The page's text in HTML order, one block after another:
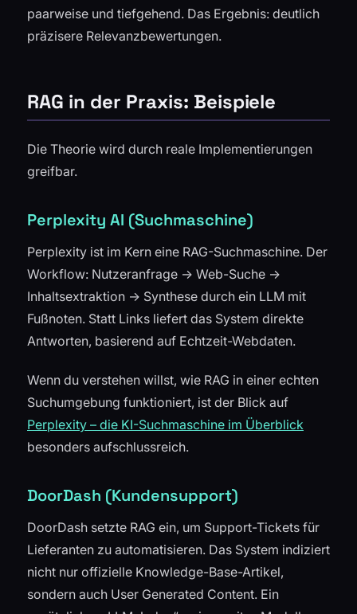
paarweise und tiefgehend. Das Ergebnis: deutlich
präzisere Relevanzbewertungen.
RAG in der Praxis: Beispiele
Die Theorie wird durch reale Implementierungen
greifbar.
Perplexity AI (Suchmaschine)
Perplexity ist im Kern eine RAG-Suchmaschine. Der
Workflow: Nutzeranfrage → Web-Suche →
Inhaltsextraktion → Synthese durch ein LLM mit
Fußnoten. Statt Links liefert das System direkte
Antworten, basierend auf Echtzeit-Webdaten.
Wenn du verstehen willst, wie RAG in einer echten
Suchumgebung funktioniert, ist der Blick auf
Perplexity – die KI-Suchmaschine im Überblick
besonders aufschlussreich.
DoorDash (Kundensupport)
DoorDash setzte RAG ein, um Support-Tickets für
Lieferanten zu automatisieren. Das System indiziert
nicht nur offizielle Knowledge-Base-Artikel,
sondern auch User Generated Content. Ein